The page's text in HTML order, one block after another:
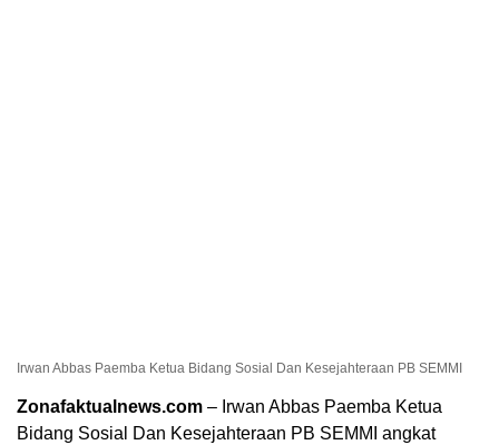
Irwan Abbas Paemba Ketua Bidang Sosial Dan Kesejahteraan PB SEMMI
Zonafaktualnews.com – Irwan Abbas Paemba Ketua
Bidang Sosial Dan Kesejahteraan PB SEMMI angkat